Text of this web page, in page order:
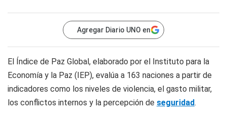
Agregar Diario UNO en
El Índice de Paz Global, elaborado por el Instituto para la
Economía y la Paz (IEP), evalúa a 163 naciones a partir de
indicadores como los niveles de violencia, el gasto militar,
los conflictos internos y la percepción de seguridad.